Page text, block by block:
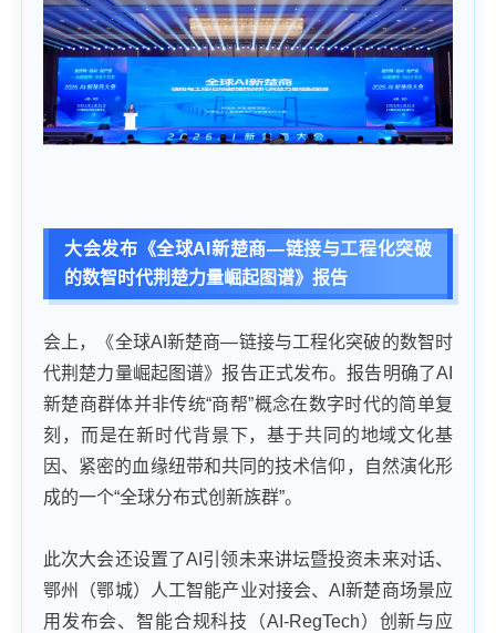
大会发布《全球AI新楚商—链接与工程化突破
的数智时代荆楚力量崛起图谱》报告
会上，《全球AI新楚商—链接与工程化突破的数智时
代荆楚力量崛起图谱》报告正式发布。报告明确了AI
新楚商群体并非传统“商帮”概念在数字时代的简单复
刻，而是在新时代背景下，基于共同的地域文化基
因、紧密的血缘纽带和共同的技术信仰，自然演化形
成的一个“全球分布式创新族群”。
此次大会还设置了AI引领未来讲坛暨投资未来对话、
鄂州（鄂城）人工智能产业对接会、AI新楚商场景应
用发布会、智能合规科技（AI-RegTech）创新与应